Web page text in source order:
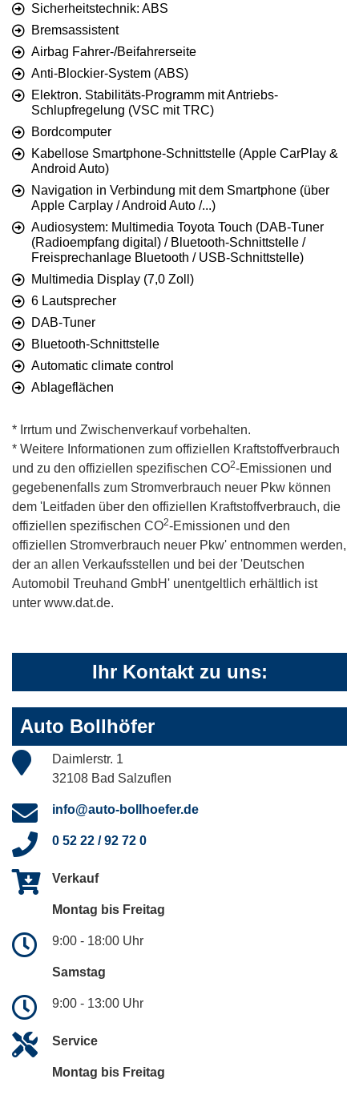
Sicherheitstechnik: ABS
Bremsassistent
Airbag Fahrer-/Beifahrerseite
Anti-Blockier-System (ABS)
Elektron. Stabilitäts-Programm mit Antriebs-
Schlupfregelung (VSC mit TRC)
Bordcomputer
Kabellose Smartphone-Schnittstelle (Apple CarPlay &
Android Auto)
Navigation in Verbindung mit dem Smartphone (über
Apple Carplay / Android Auto /...)
Audiosystem: Multimedia Toyota Touch (DAB-Tuner
(Radioempfang digital) / Bluetooth-Schnittstelle /
Freisprechanlage Bluetooth / USB-Schnittstelle)
Multimedia Display (7,0 Zoll)
6 Lautsprecher
DAB-Tuner
Bluetooth-Schnittstelle
Automatic climate control
Ablageflächen
* Irrtum und Zwischenverkauf vorbehalten.
* Weitere Informationen zum offiziellen Kraftstoffverbrauch
und zu den offiziellen spezifischen CO2-Emissionen und
gegebenenfalls zum Stromverbrauch neuer Pkw können
dem 'Leitfaden über den offiziellen Kraftstoffverbrauch, die
offiziellen spezifischen CO2-Emissionen und den
offiziellen Stromverbrauch neuer Pkw' entnommen werden,
der an allen Verkaufsstellen und bei der 'Deutschen
Automobil Treuhand GmbH' unentgeltlich erhältlich ist
unter www.dat.de.
Ihr Kontakt zu uns:
Auto Bollhöfer
Daimlerstr. 1
32108 Bad Salzuflen
info@auto-bollhoefer.de
0 52 22 / 92 72 0
Verkauf
Montag bis Freitag
9:00 - 18:00 Uhr
Samstag
9:00 - 13:00 Uhr
Service
Montag bis Freitag